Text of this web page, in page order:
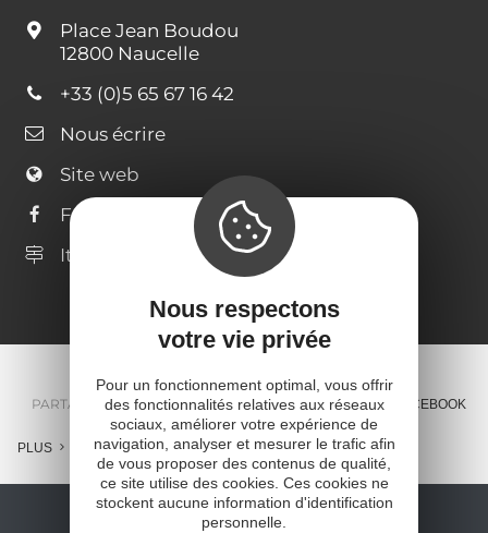
Place Jean Boudou
12800 Naucelle
+33 (0)5 65 67 16 42
Nous écrire
Site web
Facebook
Itinéraire
PARTAGER : E-MAIL MESSENGER FACEBOOK
PLUS
Nous respectons
votre vie privée
Pour un fonctionnement optimal, vous offrir
des fonctionnalités relatives aux réseaux
sociaux, améliorer votre expérience de
navigation, analyser et mesurer le trafic afin
de vous proposer des contenus de qualité,
ce site utilise des cookies. Ces cookies ne
stockent aucune information d'identification
personnelle.